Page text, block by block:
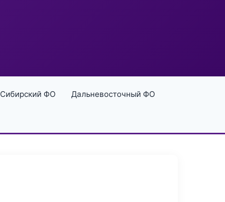
Сибирский ФО Дальневосточный ФО